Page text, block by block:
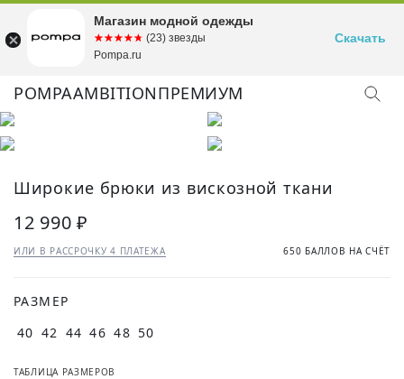
POMPAAMBITIONПРЕМИУМ
Широкие брюки из вискозной ткани
12 990 ₽
ИЛИ В РАССРОЧКУ 4 ПЛАТЕЖА 650 БАЛЛОВ НА СЧЁТ
РАЗМЕР
40 42 44 46 48 50
ТАБЛИЦА РАЗМЕРОВ
Магазин модной одежды
☆☆☆☆☆
★★★★★ (23) звезды
Pompa.ru
Скачать